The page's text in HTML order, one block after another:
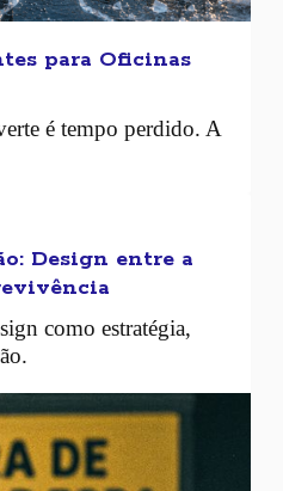
para Oficinas
é tempo perdido. A
Design entre a
como estratégia,